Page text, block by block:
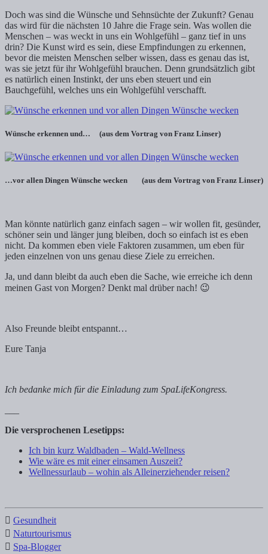
Doch was sind die Wünsche und Sehnsüchte der Zukunft? Genau
das wird für die nächsten 10 Jahre die Frage sein. Was wollen die
Menschen – was weckt in uns ein Wohlgefühl – ganz tief in uns
drin? Die Kunst wird es sein, diese Empfindungen zu erkennen,
bevor die meisten Menschen selber wissen, dass es genau das ist,
was sie jetzt für ihr Wohlgefühl brauchen. Denn grundsätzlich gibt
es natürlich einen Instinkt, der uns eben steuert und ein
Bauchgefühl, welches uns ein Wohlgefühl verschafft.
Wünsche erkennen und… (aus dem Vortrag von Franz Linser)
…vor allen Dingen Wünsche wecken (aus dem Vortrag von Franz Linser)
Man könnte natürlich ganz einfach sagen – wir wollen fit, gesünder,
schöner sein und länger jung bleiben, doch so einfach ist es eben
nicht. Da kommen eben viele Faktoren zusammen, um eben für
jeden einzelnen von uns genau diese Ziele zu erreichen.
Ja, und dann bleibt da auch eben die Sache, wie erreiche ich denn
meinen Gast von Morgen? Denkt mal drüber nach! 😉
Also Freunde bleibt entspannt…
Eure Tanja
Ich bedanke mich für die Einladung zum SpaLifeKongress.
Die versprochenen Lesetipps:
Ich bin kurz Waldbaden – Wald-Wellness
Wie wäre es mit einer einsamen Auszeit?
Wellnessurlaub – wohin als Alleinerziehender reisen?
Gesundheit
Naturtourismus
Spa-Blogger